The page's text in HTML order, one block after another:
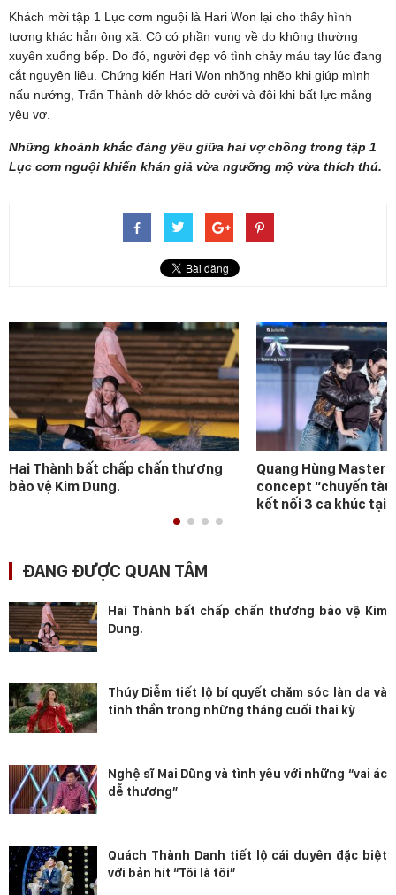
Khách mời tập 1 Lục cơm nguội là Hari Won lại cho thấy hình
tượng khác hẳn ông xã. Cô có phần vụng về do không thường
xuyên xuống bếp. Do đó, người đẹp vô tình chảy máu tay lúc đang
cắt nguyên liệu. Chứng kiến Hari Won nhõng nhẽo khi giúp mình
nấu nướng, Trấn Thành dở khóc dở cười và đôi khi bất lực mắng
yêu vợ.
Những khoảnh khắc đáng yêu giữa hai vợ chồng trong tập 1
Lục cơm nguội khiến khán giả vừa ngưỡng mộ vừa thích thú.
Hai Thành bất chấp chấn thương
bảo vệ Kim Dung.
Quang Hùng
concept “chuyến tàu
kết nối 3 ca khúc tại
ĐANG ĐƯỢC QUAN TÂM
Hai Thành bất chấp chấn thương bảo vệ Kim
Dung.
Thúy Diễm tiết lộ bí quyết chăm sóc làn da và
tinh thần trong những tháng cuối thai kỳ
Nghệ sĩ Mai Dũng và tình yêu với những “vai ác
dễ thương”
Quách Thành Danh tiết lộ cái duyên đặc biệt
với bản hit “Tôi là tôi”